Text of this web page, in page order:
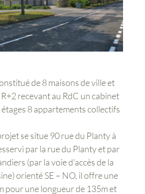
de 8 maisons de ville et
recevant au RdC un cabinet
étages 8 appartements collectifs
se situe 90 rue du Planty à
par la rue du Planty et par
(par la voie d’accès de la
orienté SE – NO, il offre une
pour une longueur de 135m et